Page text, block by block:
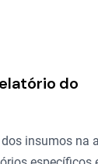
do
insumos na